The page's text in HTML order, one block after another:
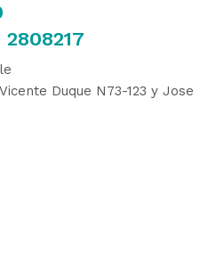
Duque N73-123 y Jose